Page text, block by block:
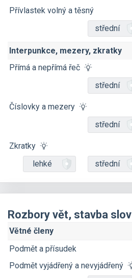
Přívlastek volný a těsný
střední
Interpunkce, mezery, zkratky
Přímá a nepřímá řeč
střední
Číslovky a mezery
střední
Zkratky
lehké
střední
Rozbory vět, stavba slov
Větné členy
Podmět a přísudek
Podmět vyjádřený a nevyjádřený